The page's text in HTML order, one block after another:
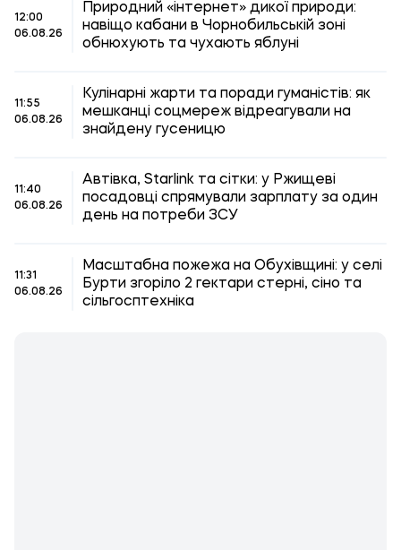
12:00
06.08.26
Природний «інтернет» дикої природи:
навіщо кабани в Чорнобильській зоні
обнюхують та чухають яблуні
11:55
06.08.26
Кулінарні жарти та поради гуманістів: як
мешканці соцмереж відреагували на
знайдену гусеницю
11:40
06.08.26
Автівка, Starlink та сітки: у Ржищеві
посадовці спрямували зарплату за один
день на потреби ЗСУ
11:31
06.08.26
Масштабна пожежа на Обухівщині: у селі
Бурти згоріло 2 гектари стерні, сіно та
сільгосптехніка